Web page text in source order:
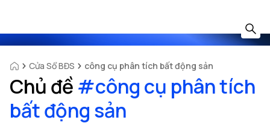
Cửa Sổ BĐS công cụ phân tích bất động sản
Chủ đề #công cụ phân tích
bất động sản